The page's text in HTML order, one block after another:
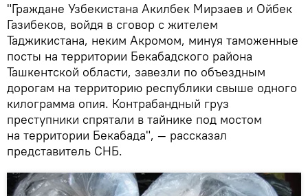
"Граждане Узбекистана Акилбек Мирзаев и Ойбек
Газибеков, войдя в сговор с жителем
Таджикистана, неким Акромом, минуя таможенные
посты на территории Бекабадского района
Ташкентской области, завезли по объездным
дорогам на территорию республики свыше одного
килограмма опия. Контрабандный груз
преступники спрятали в тайнике под мостом
на территории Бекабада", — рассказал
представитель СНБ.